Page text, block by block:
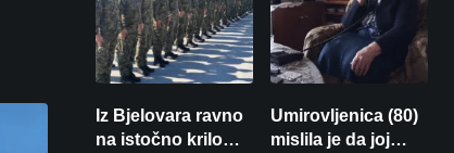
Iz Bjelovara ravno
na istočno krilo
Umirovljenica (80)
mislila je da joj